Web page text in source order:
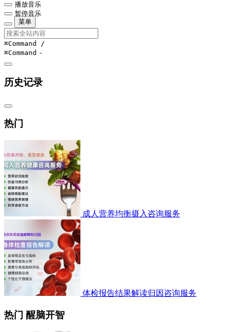
播放音乐
暂停音乐
菜单
⌘Command /
⌘Command -
历史记录
热门
成人营养均衡摄入咨询服务
体检报告结果解读归因咨询服务
热门 醒脑开智